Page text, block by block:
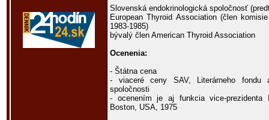
Slovenská endokrinologická spoločnosť
European Thyroid Association (člen
1983-1985)
bývalý člen American Thyroid Association
Ocenenia:
- Štátna cena
- viaceré ceny SAV, Literárneho fondu
spoločnosti
- ocenením je aj funkcia vice-prezidenta
Boston, USA, 1975